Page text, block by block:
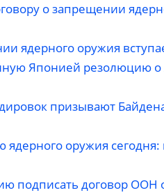
о запрещении
ядерного оружия
Японией резолюцию о
призывают
оружия сегодня:
подписать договор ООН